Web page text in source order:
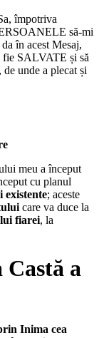
împotriva
să-mi
în acest Mesaj,
SALVATE și să
unde a plecat și
meu a început
cu planul
existente; aceste
care va duce la
fiarei, la
a
Inima cea